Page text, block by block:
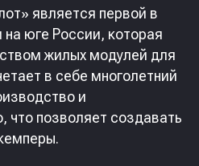
является первой в
юге России, которая
жилых модулей для
в себе многолетний
и
что позволяет создавать